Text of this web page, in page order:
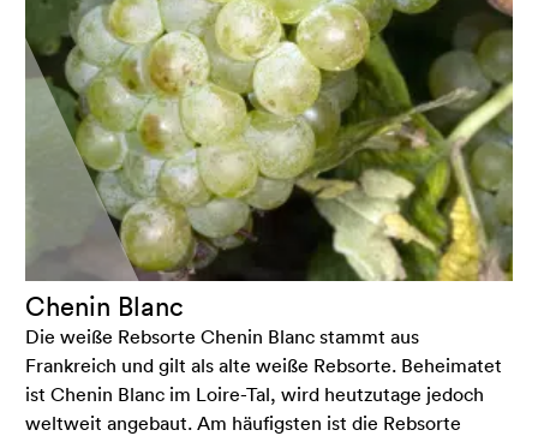
Chenin Blanc
Die weiße Rebsorte Chenin Blanc stammt aus
Frankreich und gilt als alte weiße Rebsorte. Beheimatet
ist Chenin Blanc im Loire-Tal, wird heutzutage jedoch
weltweit angebaut. Am häufigsten ist die Rebsorte